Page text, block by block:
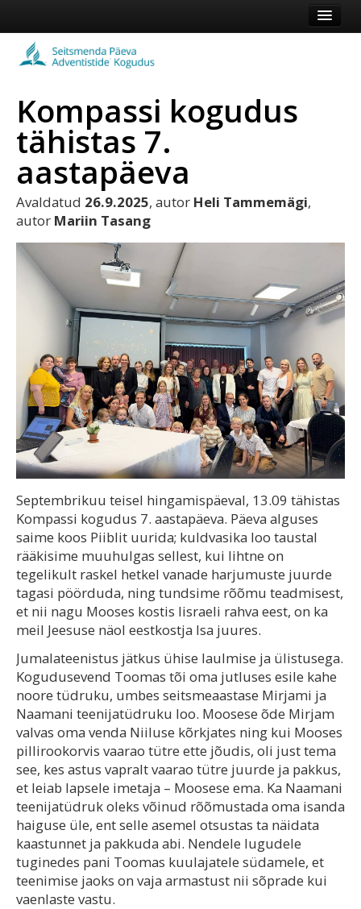
Koduleht
Vaata veel
Kompassi kogudus
tähistas 7.
aastapäeva
Avaldatud 26.9.2025, autor Heli Tammemägi,
autor Mariin Tasang
Septembrikuu teisel hingamispäeval, 13.09 tähistas
Kompassi kogudus 7. aastapäeva. Päeva alguses
saime koos Piiblit uurida; kuldvasika loo taustal
rääkisime muuhulgas sellest, kui lihtne on
tegelikult raskel hetkel vanade harjumuste juurde
tagasi pöörduda, ning tundsime rõõmu teadmisest,
et nii nagu Mooses kostis Iisraeli rahva eest, on ka
meil Jeesuse näol eestkostja Isa juures.
Jumalateenistus jätkus ühise laulmise ja ülistusega.
Kogudusevend Toomas tõi oma jutluses esile kahe
noore tüdruku, umbes seitsmeaastase Mirjami ja
Naamani teenijatüdruku loo. Moosese õde Mirjam
valvas oma venda Niiluse kõrkjates ning kui Mooses
pillirookorvis vaarao tütre ette jõudis, oli just tema
see, kes astus vapralt vaarao tütre juurde ja pakkus,
et leiab lapsele imetaja – Moosese ema. Ka Naamani
teenijatüdruk oleks võinud rõõmustada oma isanda
haiguse üle, ent selle asemel otsustas ta näidata
kaastunnet ja pakkuda abi. Nendele lugudele
tuginedes pani Toomas kuulajatele südamele, et
teenimise jaoks on vaja armastust nii sõprade kui
vaenlaste vastu.